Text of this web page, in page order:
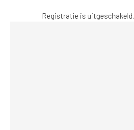
Registratie is uitgeschakeld.